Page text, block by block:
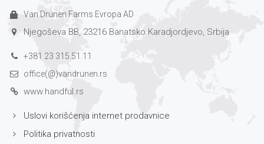
Van Drunen Farms Evropa AD
Njegoševa BB, 23216 Banatsko Karadjordjevo, Srbija
+381 23 315.51.11
office(@)vandrunen.rs
www.handful.rs
Uslovi korišćenja internet prodavnice
Politika privatnosti